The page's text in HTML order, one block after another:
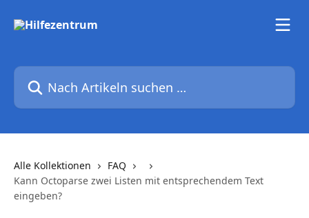
Nach Artikeln suchen …
Alle Kollektionen
FAQ
Kann Octoparse zwei Listen mit entsprechendem Text
eingeben?